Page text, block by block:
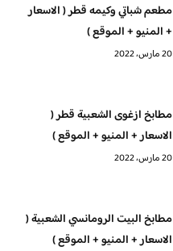
مطعم شباتي وكيمه قطر ( الاسعار
+ المنيو + الموقع )
20 مارس، 2022
مطابخ ازغوى الشعبية قطر (
الاسعار + المنيو + الموقع )
20 مارس، 2022
مطابخ البيت الرومانسي الشعبية (
الاسعار + المنيو + الموقع )